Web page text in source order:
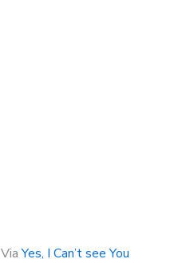
ViaYes, I Can’t see You